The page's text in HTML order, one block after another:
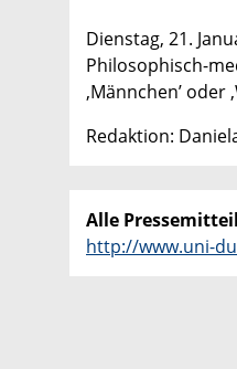
Dienstag, 21.
Philosophisch-
‚Männchen’ oder
Redaktion:
Alle
http://www.uni-